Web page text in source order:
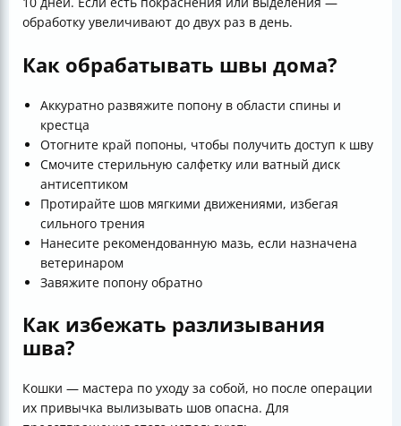
обработку увеличивают до двух раз в день.
Как обрабатывать швы дома?
Аккуратно развяжите попону в области спины и
крестца
Отогните край попоны, чтобы получить доступ к шву
Смочите стерильную салфетку или ватный диск
антисептиком
Протирайте шов мягкими движениями, избегая
сильного трения
Нанесите рекомендованную мазь, если назначена
ветеринаром
Завяжите попону обратно
Как избежать разлизывания
шва?
Кошки — мастера по уходу за собой, но после операции
их привычка вылизывать шов опасна. Для